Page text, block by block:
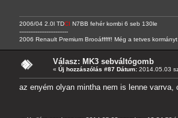
2006/04 2.0l TDCI N7BB fehér kombi 6 seb 130le
---------------------------
2006 Renault Premium Brooáfffff! Még a tetves
Válasz: MK3 sebváltógomb
« Új hozzászólás #87 Dátum: 2014.05.03
az enyém olyan mintha nem is lenne